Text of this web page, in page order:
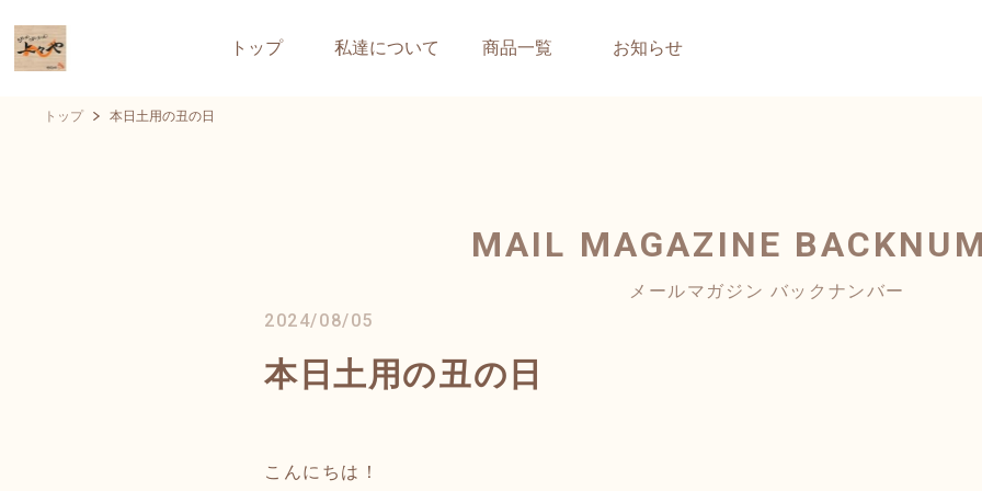
トップ 私達について 商品一覧 お知らせ
トップ 本日土用の丑の日
MAIL MAGAZINE
メールマガジン バックナンバー
2024/08/05
本日土用の丑の日
こんにちは！